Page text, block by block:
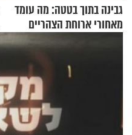
גבינה בתוך בטטה: מה עומד
מאחורי ארוחת הצהריים